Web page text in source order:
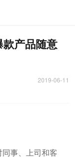
产品随意
2019-06-11
事、上司和客